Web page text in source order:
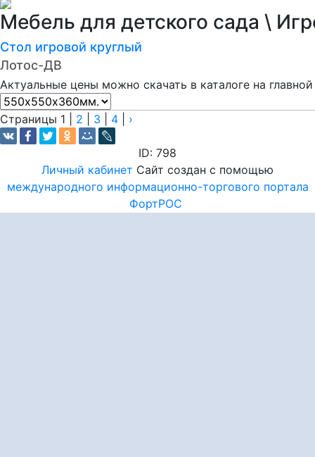
Мебель для детского сада \
Стол игровой круглый
Лотос-ДВ
Актуальные цены можно скачать в каталоге на
Страницы 1 2 3 4 ›
ID: 798
Личный кабинет Сайт создан с помощью
международного информационно-торгового портала
ФортРОС